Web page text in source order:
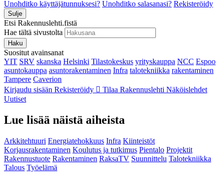
Unohditko käyttäjätunnuksesi? Unohditko salasanasi? Rekisteröidy
Sulje
Etsi Rakennuslehti.fistä
Hae tältä sivustolta
Haku
Suositut avainsanat
YIT SRV skanska Helsinki Tilastokeskus yrityskauppa NCC Espoo
asuntokauppa asuntorakentaminen Infra talotekniikka rakentaminen
Tampere Caverion
Kirjaudu sisään Rekisteröidy Tilaa Rakennuslehti Näköislehdet
Uutiset
Lue lisää näistä aiheista
Arkkitehtuuri Energiatehokkuus Infra Kiinteistöt
Korjausrakentaminen Koulutus ja tutkimus Pientalo Projektit
Rakennustuote Rakentaminen RaksaTV Suunnittelu Talotekniikka
Talous Työelämä